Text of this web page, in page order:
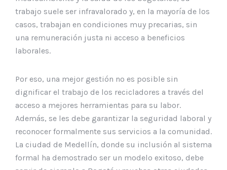
trabajo suele ser infravalorado y, en la mayoría de los
casos, trabajan en condiciones muy precarias, sin
una remuneración justa ni acceso a beneficios
laborales.
Por eso, una mejor gestión no es posible sin
dignificar el trabajo de los recicladores a través del
acceso a mejores herramientas para su labor.
Además, se les debe garantizar la seguridad laboral y
reconocer formalmente sus servicios a la comunidad.
La ciudad de Medellín, donde su inclusión al sistema
formal ha demostrado ser un modelo exitoso, debe